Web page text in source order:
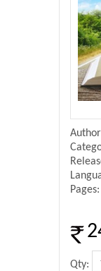
Pages:
Qty: